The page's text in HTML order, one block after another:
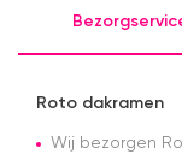
Roto dakramen
Wij bezorgen